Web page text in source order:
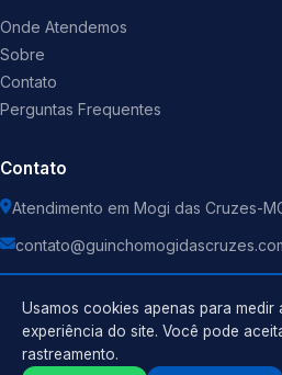
Onde Atendemos
Sobre
Contato
Perguntas Frequentes
Contato
Atendimento em Mogi das Cruzes-
Usamos cookies apenas para medir
experiência do site. Você pode
rastreamento.